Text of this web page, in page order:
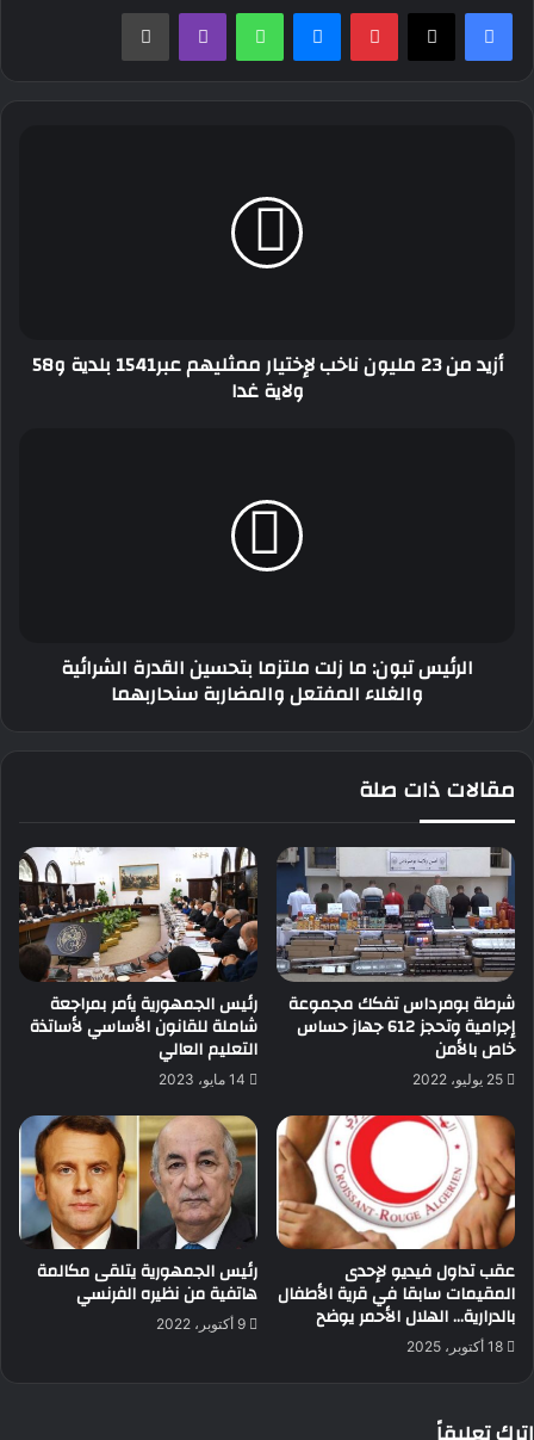
بينتيريستماسنجر واتساب ڤايبر طباعة
و58
أزيد من 23 مليون ناخب لإختيار ممثليهم عبر1541 بلدية و58
ولاية غدا
المفتعلالرئيس تبون: ما زلت ملتزما بتحسين القدرة الشرائية
والغلاء المفتعل والمضاربة سنحاربهما
مقالات ذات صلة
شرطة بومرداس تفكك مجموعة
إجرامية وتحجز 612 جهاز حساس
خاص بالأمن
25 يوليو، 2022
رئيس الجمهورية يأمر بمراجعة
شاملة للقانون الأساسي لأساتذة
التعليم العالي
14 مايو، 2023
عقب تداول فيديو لإحدى
المقيمات سابقا في قرية الأطفال
بالدرارية… الهلال الأحمر يوضح
18 أكتوبر، 2025
رئيس الجمهورية يتلقى مكالمة
هاتفية من نظيره الفرنسي
9 أكتوبر، 2022